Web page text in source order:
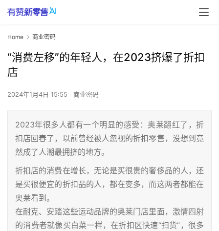
Home 商业密码
“消费左移”的年轻人，在2023挤爆了折扣
店
2024年1月4日 15:55 商业密码
2023年很多人都有一个明显的感受：奥莱翻红了，折
扣店回春了，以前曾经被人忽视的折扣零售，没想到竟
然成了人潮最拥挤的地方。
折扣店的消费在增长，无论是买很贵的奢侈品的人，还
是买很便宜的折扣品的人，都在变多，而这两者都能在
奥莱看到。
在耐克、安踏这些运动品牌的奥莱门店里面，激情四射
的消费者就像买白菜一样，在折扣区快速“扫货”，很多